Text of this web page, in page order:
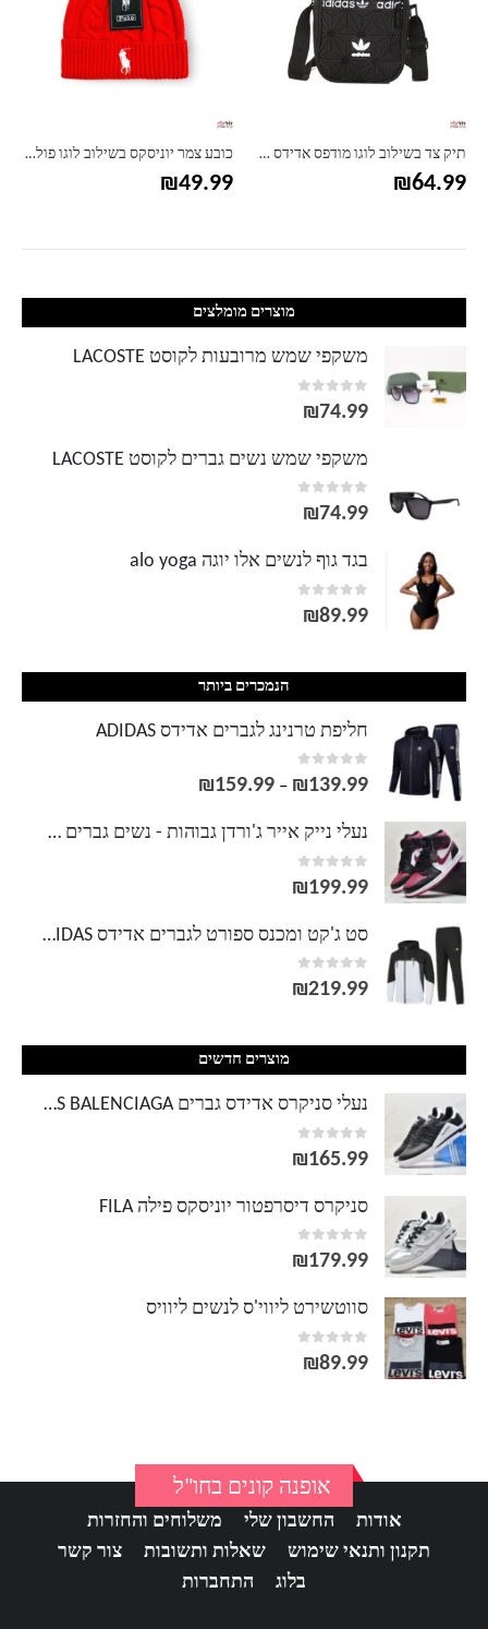
תיק צד בשילוב לוגו מודפס אדידס adidas
₪64.99
כובע צמר יוניסקס בשילוב לוגו פולו ראלף לורן RALPH LAUREN
₪49.99
מוצרים מומלצים
משקפי שמש מרובעות לקוסט LACOSTE
0
out of 5
₪74.99
משקפי שמש נשים גברים לקוסט LACOSTE
0
out of 5
₪74.99
בגד גוף לנשים אלו יוגה alo yoga
0
out of 5
₪89.99
הנמכרים ביותר
חליפת טרנינג לגברים אדידס ADIDAS
0
out of 5
₪139.99
–
₪159.99
נעלי נייק אייר ג'ורדן גבוהות - נשים גברים NIKE AIR JORDAN
0
out of 5
₪199.99
סט ג'קט ומכנס ספורט לגברים אדידס ADIDAS
0
out of 5
₪219.99
מוצרים חדשים
נעלי סניקרס אדידס גברים ADIDAS BALENCIAGA
0
out of 5
₪165.99
סניקרס דיסרפטור יוניסקס פילה FILA
0
out of 5
₪179.99
סווטשירט ליווי'ס לנשים ליוויס
0
out of 5
₪89.99
אופנה קונים בחו"ל
אודות החשבון שלי
משלוחים והחזרות
תקנון ותנאי שימוש
שאלות ותשובות
צור קשר
בלוג
התחברות